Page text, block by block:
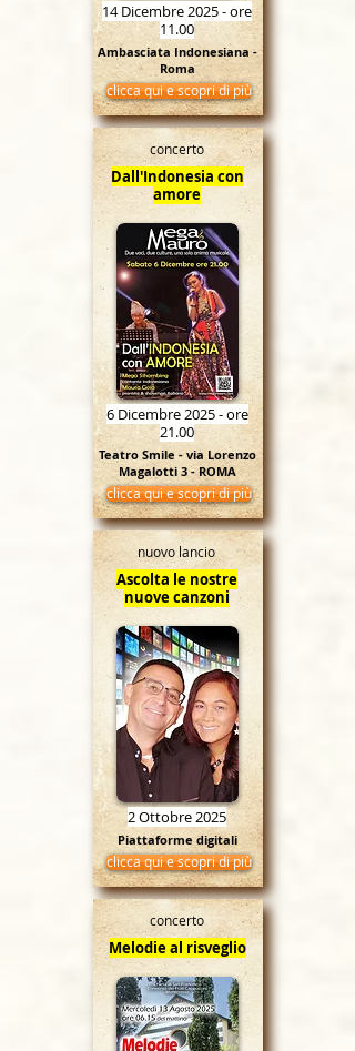
14 Dicembre 2025 - ore
11.00
Ambasciata Indonesiana -
Roma
clicca qui e scopri di più
concerto
Dall'Indonesia con
amore
6 Dicembre 2025 - ore
21.00
Teatro Smile - via Lorenzo
Magalotti 3 - ROMA
clicca qui e scopri di più
nuovo lancio
Ascolta le nostre
nuove canzoni
2 Ottobre 2025
Piattaforme digitali
clicca qui e scopri di più
concerto
Melodie al risveglio